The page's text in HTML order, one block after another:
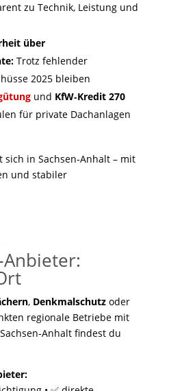
zu Technik, Leistung und
über
Trotz fehlender
2025 bleiben
und KfW‑Kredit 270
für private Dachanlagen
sich in Sachsen‑Anhalt – mit
und stabiler
, Denkmalschutzoder
regionale Betriebe mit
findest du